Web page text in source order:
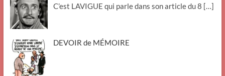
C’est LAVIGUE qui parle dans son article du 8 […]
DEVOIR de MÉMOIRE